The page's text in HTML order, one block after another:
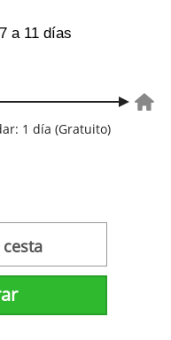
a 11 días
1 día (Gratuito)